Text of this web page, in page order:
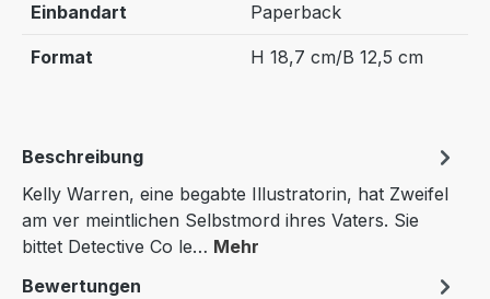
Einbandart Paperback
Format H 18,7 cm/B 12,5 cm
Beschreibung
Kelly Warren, eine begabte Illustratorin, hat Zweifel
am ver meintlichen Selbstmord ihres Vaters. Sie
bittet Detective Co le… Mehr
Bewertungen